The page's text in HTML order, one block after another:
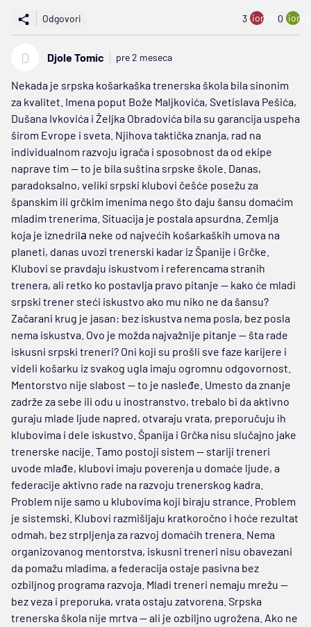
Odgovori 3 ion:minus
0
D Djole Tomic pre 2 meseca
Nekada je srpska košarkaška trenerska škola bila sinonim
za kvalitet. Imena poput Bože Maljkovića, Svetislava Pešića,
Dušana Ivkovića i Željka Obradovića bila su garancija uspeha
širom Evrope i sveta. Njihova taktička znanja, rad na
individualnom razvoju igrača i sposobnost da od ekipe
naprave tim — to je bila suština srpske škole. Danas,
paradoksalno, veliki srpski klubovi češće posežu za
španskim ili grčkim imenima nego što daju šansu domaćim
mladim trenerima. Situacija je postala apsurdna. Zemlja
koja je iznedrilа neke od najvećih košarkaških umova na
planeti, danas uvozi trenerski kadar iz Španije i Grčke.
Klubovi se pravdaju iskustvom i referencama stranih
trenera, ali retko ko postavlja pravo pitanje — kako će mladi
srpski trener steći iskustvo ako mu niko ne da šansu?
Začarani krug je jasan: bez iskustva nema posla, bez posla
nema iskustva. Ovo je možda najvažnije pitanje — šta rade
iskusni srpski treneri? Oni koji su prošli sve faze karijere i
videli košarku iz svakog ugla imaju ogromnu odgovornost.
Mentorstvo nije slabost — to je nasleđe. Umesto da znanje
zadrže za sebe ili odu u inostranstvo, trebalo bi da aktivno
guraju mlade ljude napred, otvaraju vrata, preporučuju ih
klubovima i dele iskustvo. Španija i Grčka nisu slučajno jake
trenerske nacije. Tamo postoji sistem — stariji treneri
uvode mlađe, klubovi imaju poverenja u domaće ljude, a
federacije aktivno rade na razvoju trenerskog kadra.
Problem nije samo u klubovima koji biraju strance. Problem
je sistemski. Klubovi razmišljaju kratkoročno i hoće rezultat
odmah, bez strpljenja za razvoj domaćih trenera. Nema
organizovanog mentorstva, iskusni treneri nisu obavezani
da pomažu mladima, a federacija ostaje pasivna bez
ozbiljnog programa razvoja. Mladi treneri nemaju mrežu —
bez veza i preporuka, vrata ostaju zatvorena. Srpska
trenerska škola nije mrtva — ali je ozbiljno ugrožena. Ako ne